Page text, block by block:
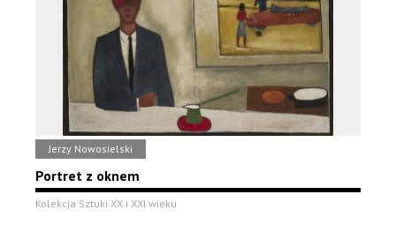
Jerzy Nowosielski
Portret z oknem
Kolekcja Sztuki XX i XXI wieku